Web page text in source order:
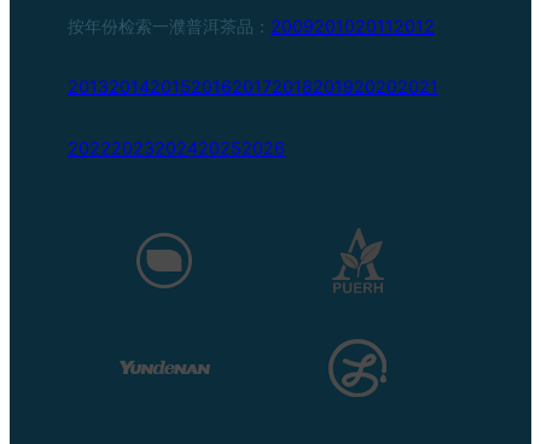
按年份检索一濮普洱茶品： 2009201020112012
201320142015201620172018201920202021
20222023202420252026